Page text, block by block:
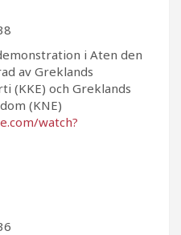
i Aten den
av Greklands
(KKE) och Greklands
(KNE)
watch?